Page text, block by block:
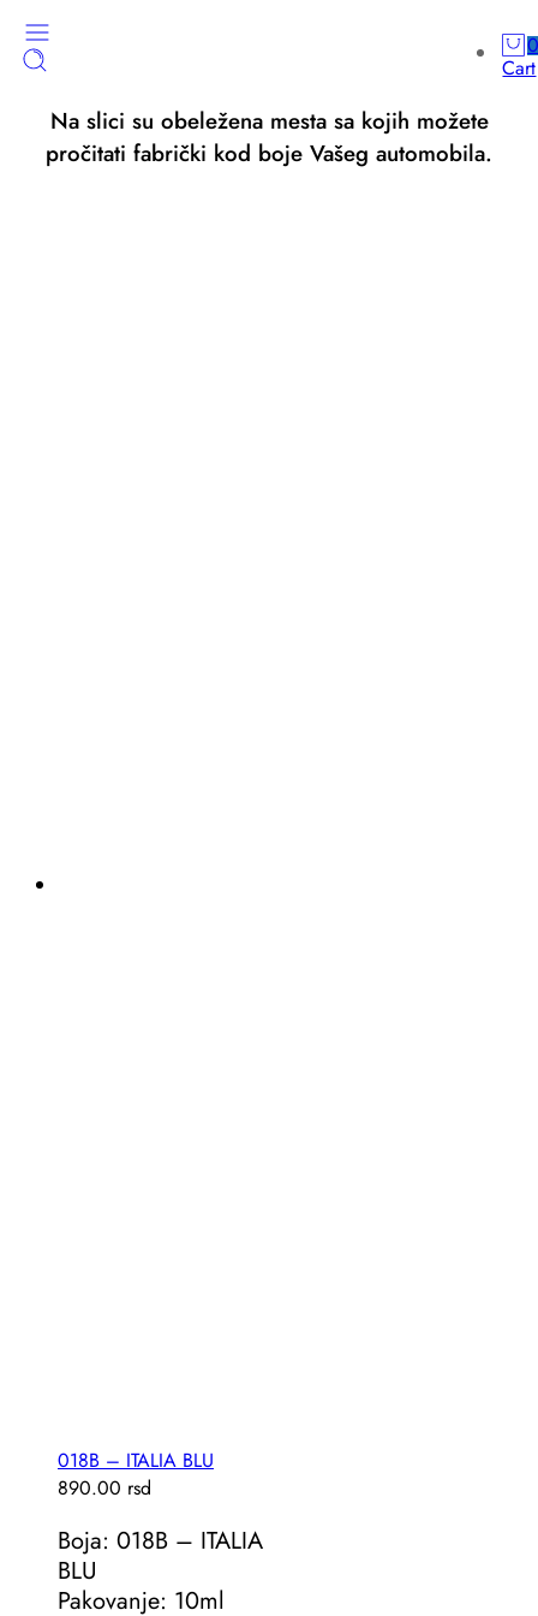
0
Cart
Na slici su obeležena mesta sa kojih možete
pročitati fabrički kod boje Vašeg automobila.
018B – ITALIA BLU
890.00 rsd
Boja: 018B – ITALIA
BLU
Pakovanje: 10ml